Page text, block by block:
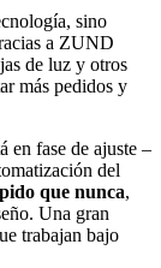
sino
a ZUND
de luz y otros
más pedidos y
en fase de ajuste –
del
que nunca,
Una gran
trabajan bajo